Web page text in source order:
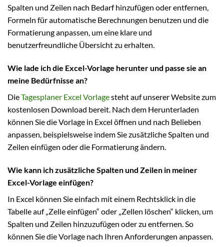
Spalten und Zeilen nach Bedarf hinzufügen oder entfernen,
Formeln für automatische Berechnungen benutzen und die
Formatierung anpassen, um eine klare und
benutzerfreundliche Übersicht zu erhalten.
Wie lade ich die Excel-Vorlage herunter und passe sie an
meine Bedürfnisse an?
DieTagesplaner Excel Vorlagesteht auf unserer Website zum
kostenlosen Download bereit. Nach dem Herunterladen
können Sie die Vorlage in Excel öffnen und nach Belieben
anpassen, beispielsweise indem Sie zusätzliche Spalten und
Zeilen einfügen oder die Formatierung ändern.
Wie kann ich zusätzliche Spalten und Zeilen in meiner
Excel-Vorlage einfügen?
In Excel können Sie einfach mit einem Rechtsklick in die
Tabelle auf „Zelle einfügen“ oder „Zellen löschen“ klicken, um
Spalten und Zeilen hinzuzufügen oder zu entfernen. So
können Sie die Vorlage nach Ihren Anforderungen anpassen.